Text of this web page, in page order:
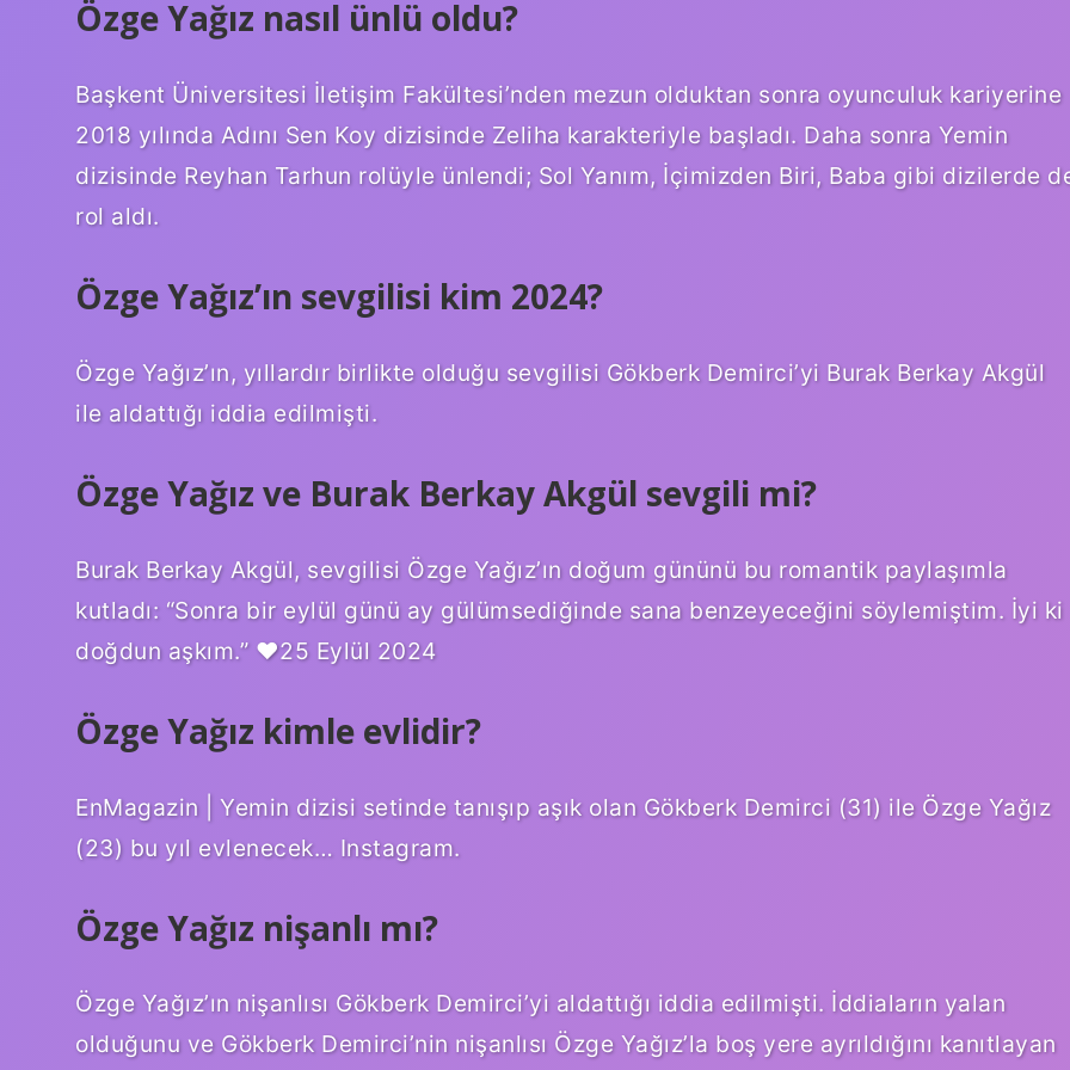
Özge Yağız nasıl ünlü oldu?
Başkent Üniversitesi İletişim Fakültesi’nden mezun olduktan sonra oyunculuk kariyerine
2018 yılında Adını Sen Koy dizisinde Zeliha karakteriyle başladı. Daha sonra Yemin
dizisinde Reyhan Tarhun rolüyle ünlendi; Sol Yanım, İçimizden Biri, Baba gibi dizilerde
rol aldı.
Özge Yağız’ın sevgilisi kim 2024?
Özge Yağız’ın, yıllardır birlikte olduğu sevgilisi Gökberk Demirci’yi Burak Berkay Akgül
ile aldattığı iddia edilmişti.
Özge Yağız ve Burak Berkay Akgül sevgili mi?
Burak Berkay Akgül, sevgilisi Özge Yağız’ın doğum gününü bu romantik paylaşımla
kutladı: “Sonra bir eylül günü ay gülümsediğinde sana benzeyeceğini söylemiştim. İyi ki
doğdun aşkım.” ♥️25 Eylül 2024
Özge Yağız kimle evlidir?
EnMagazin | Yemin dizisi setinde tanışıp aşık olan Gökberk Demirci (31) ile Özge Yağız
(23) bu yıl evlenecek… Instagram.
Özge Yağız nişanlı mı?
Özge Yağız’ın nişanlısı Gökberk Demirci’yi aldattığı iddia edilmişti. İddiaların yalan
olduğunu ve Gökberk Demirci’nin nişanlısı Özge Yağız’la boş yere ayrıldığını kanıtlayan